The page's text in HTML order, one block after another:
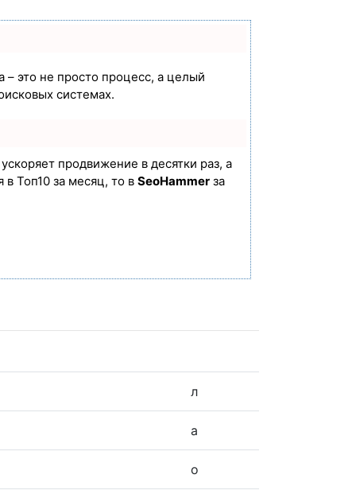
– это не просто процесс, а целый
системах.
продвижение в десятки раз, а
Топ10 за месяц, то в SeoHammer за
л
а
о